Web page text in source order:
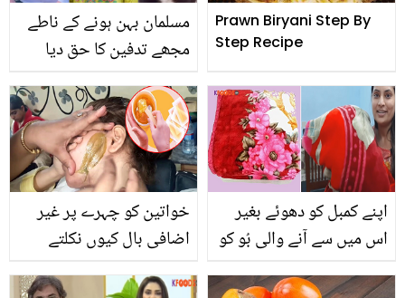
مسلمان بہن ہونے کے ناطے
مجھے تدفین کا حق دیا
جائے۔۔ سونیا حسین اور
یاسر حسین، حمیرا اصغر
کی تدفین کے لئے سامنے
آگئے ! ویڈیو
Prawn Biryani Step By
Step Recipe
خواتین کو چہرے پر غیر
اضافی بال کیوں نکلتے
ہیں؟ جانیئے گھر میں
اپنے کمبل کو دھوئے بغیر
اس میں سے آنے والی بُو کو
کس طرح ختم کریں؟ کمبل